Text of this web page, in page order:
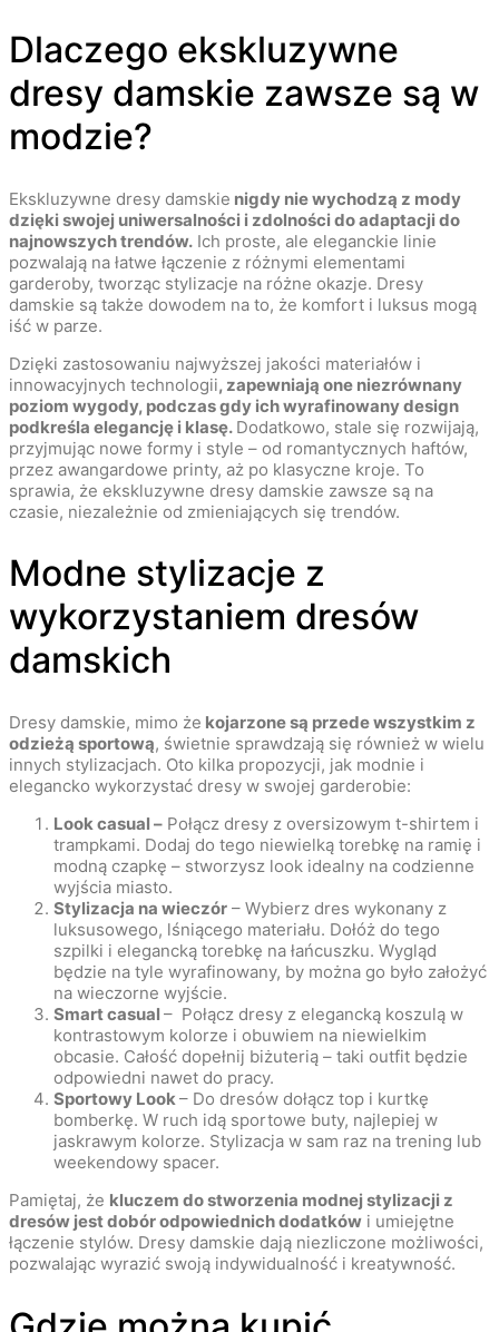
Dlaczego ekskluzywne
dresy damskie zawsze są w
modzie?
Ekskluzywne dresy damskie nigdy nie wychodzą z mody
dzięki swojej uniwersalności i zdolności do adaptacji do
najnowszych trendów. Ich proste, ale eleganckie linie
pozwalają na łatwe łączenie z różnymi elementami
garderoby, tworząc stylizacje na różne okazje. Dresy
damskie są także dowodem na to, że komfort i luksus mogą
iść w parze.
Dzięki zastosowaniu najwyższej jakości materiałów i
innowacyjnych technologii, zapewniają one niezrównany
poziom wygody, podczas gdy ich wyrafinowany design
podkreśla elegancję i klasę. Dodatkowo, stale się rozwijają,
przyjmując nowe formy i style – od romantycznych haftów,
przez awangardowe printy, aż po klasyczne kroje. To
sprawia, że ekskluzywne dresy damskie zawsze są na
czasie, niezależnie od zmieniających się trendów.
Modne stylizacje z
wykorzystaniem dresów
damskich
Dresy damskie, mimo że kojarzone są przede wszystkim z
odzieżą sportową, świetnie sprawdzają się również w wielu
innych stylizacjach. Oto kilka propozycji, jak modnie i
elegancko wykorzystać dresy w swojej garderobie:
Look casual – Połącz dresy z oversizowym t-shirtem i
trampkami. Dodaj do tego niewielką torebkę na ramię i
modną czapkę – stworzysz look idealny na codzienne
wyjścia miasto.
Stylizacja na wieczór – Wybierz dres wykonany z
luksusowego, lśniącego materiału. Dołóż do tego
szpilki i elegancką torebkę na łańcuszku. Wygląd
będzie na tyle wyrafinowany, by można go było założyć
na wieczorne wyjście.
Smart casual – Połącz dresy z elegancką koszulą w
kontrastowym kolorze i obuwiem na niewielkim
obcasie. Całość dopełnij biżuterią – taki outfit będzie
odpowiedni nawet do pracy.
Sportowy Look– Do dresów dołącz top i kurtkę
bomberkę. W ruch idą sportowe buty, najlepiej w
jaskrawym kolorze. Stylizacja w sam raz na trening lub
weekendowy spacer.
Pamiętaj, że kluczem do stworzenia modnej stylizacji z
dresów jest dobór odpowiednich dodatków i umiejętne
łączenie stylów. Dresy damskie dają niezliczone możliwości,
pozwalając wyrazić swoją indywidualność i kreatywność.